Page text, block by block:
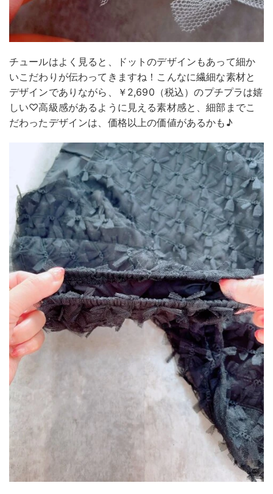
チュールはよく見ると、ドットのデザインもあって細か
いこだわりが伝わってきますね！こんなに繊細な素材と
デザインでありながら、￥2,690（税込）のプチプラは嬉
しい♡高級感があるように見える素材感と、細部までこ
だわったデザインは、価格以上の価値があるかも♪